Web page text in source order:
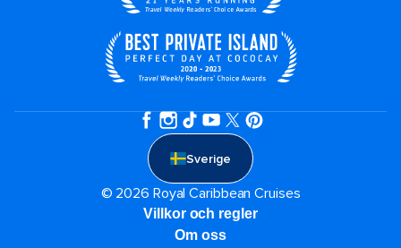
Sverige
© 2026 Royal Caribbean Cruises
Villkor och regler
Om oss